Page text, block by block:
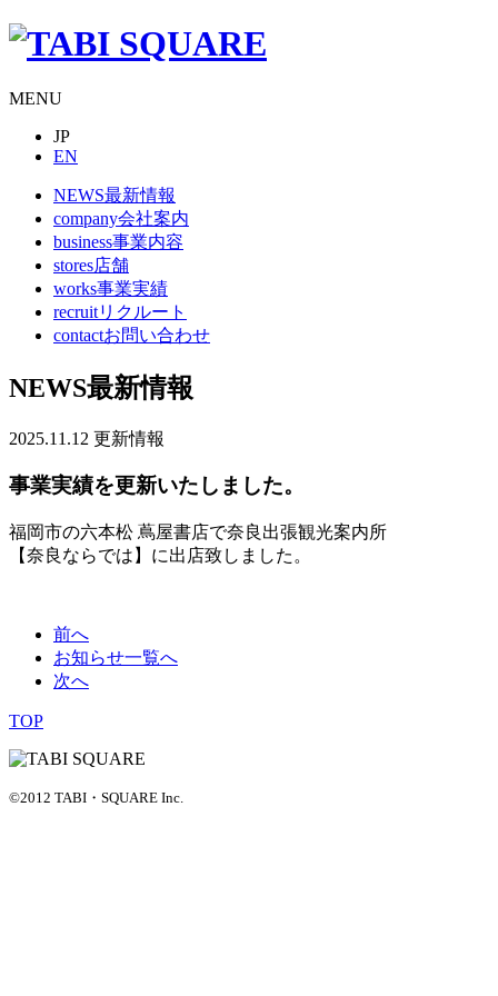
MENU
JP
EN
NEWS最新情報
company会社案内
business事業内容
stores店舗
works事業実績
recruitリクルート
contactお問い合わせ
NEWS最新情報
2025.11.12 更新情報
事業実績を更新いたしました。
福岡市の六本松 蔦屋書店で奈良出張観光案内所
【奈良ならでは】に出店致しました。
前へ
お知らせ一覧へ
次へ
TOP
©2012 TABI・SQUARE Inc.